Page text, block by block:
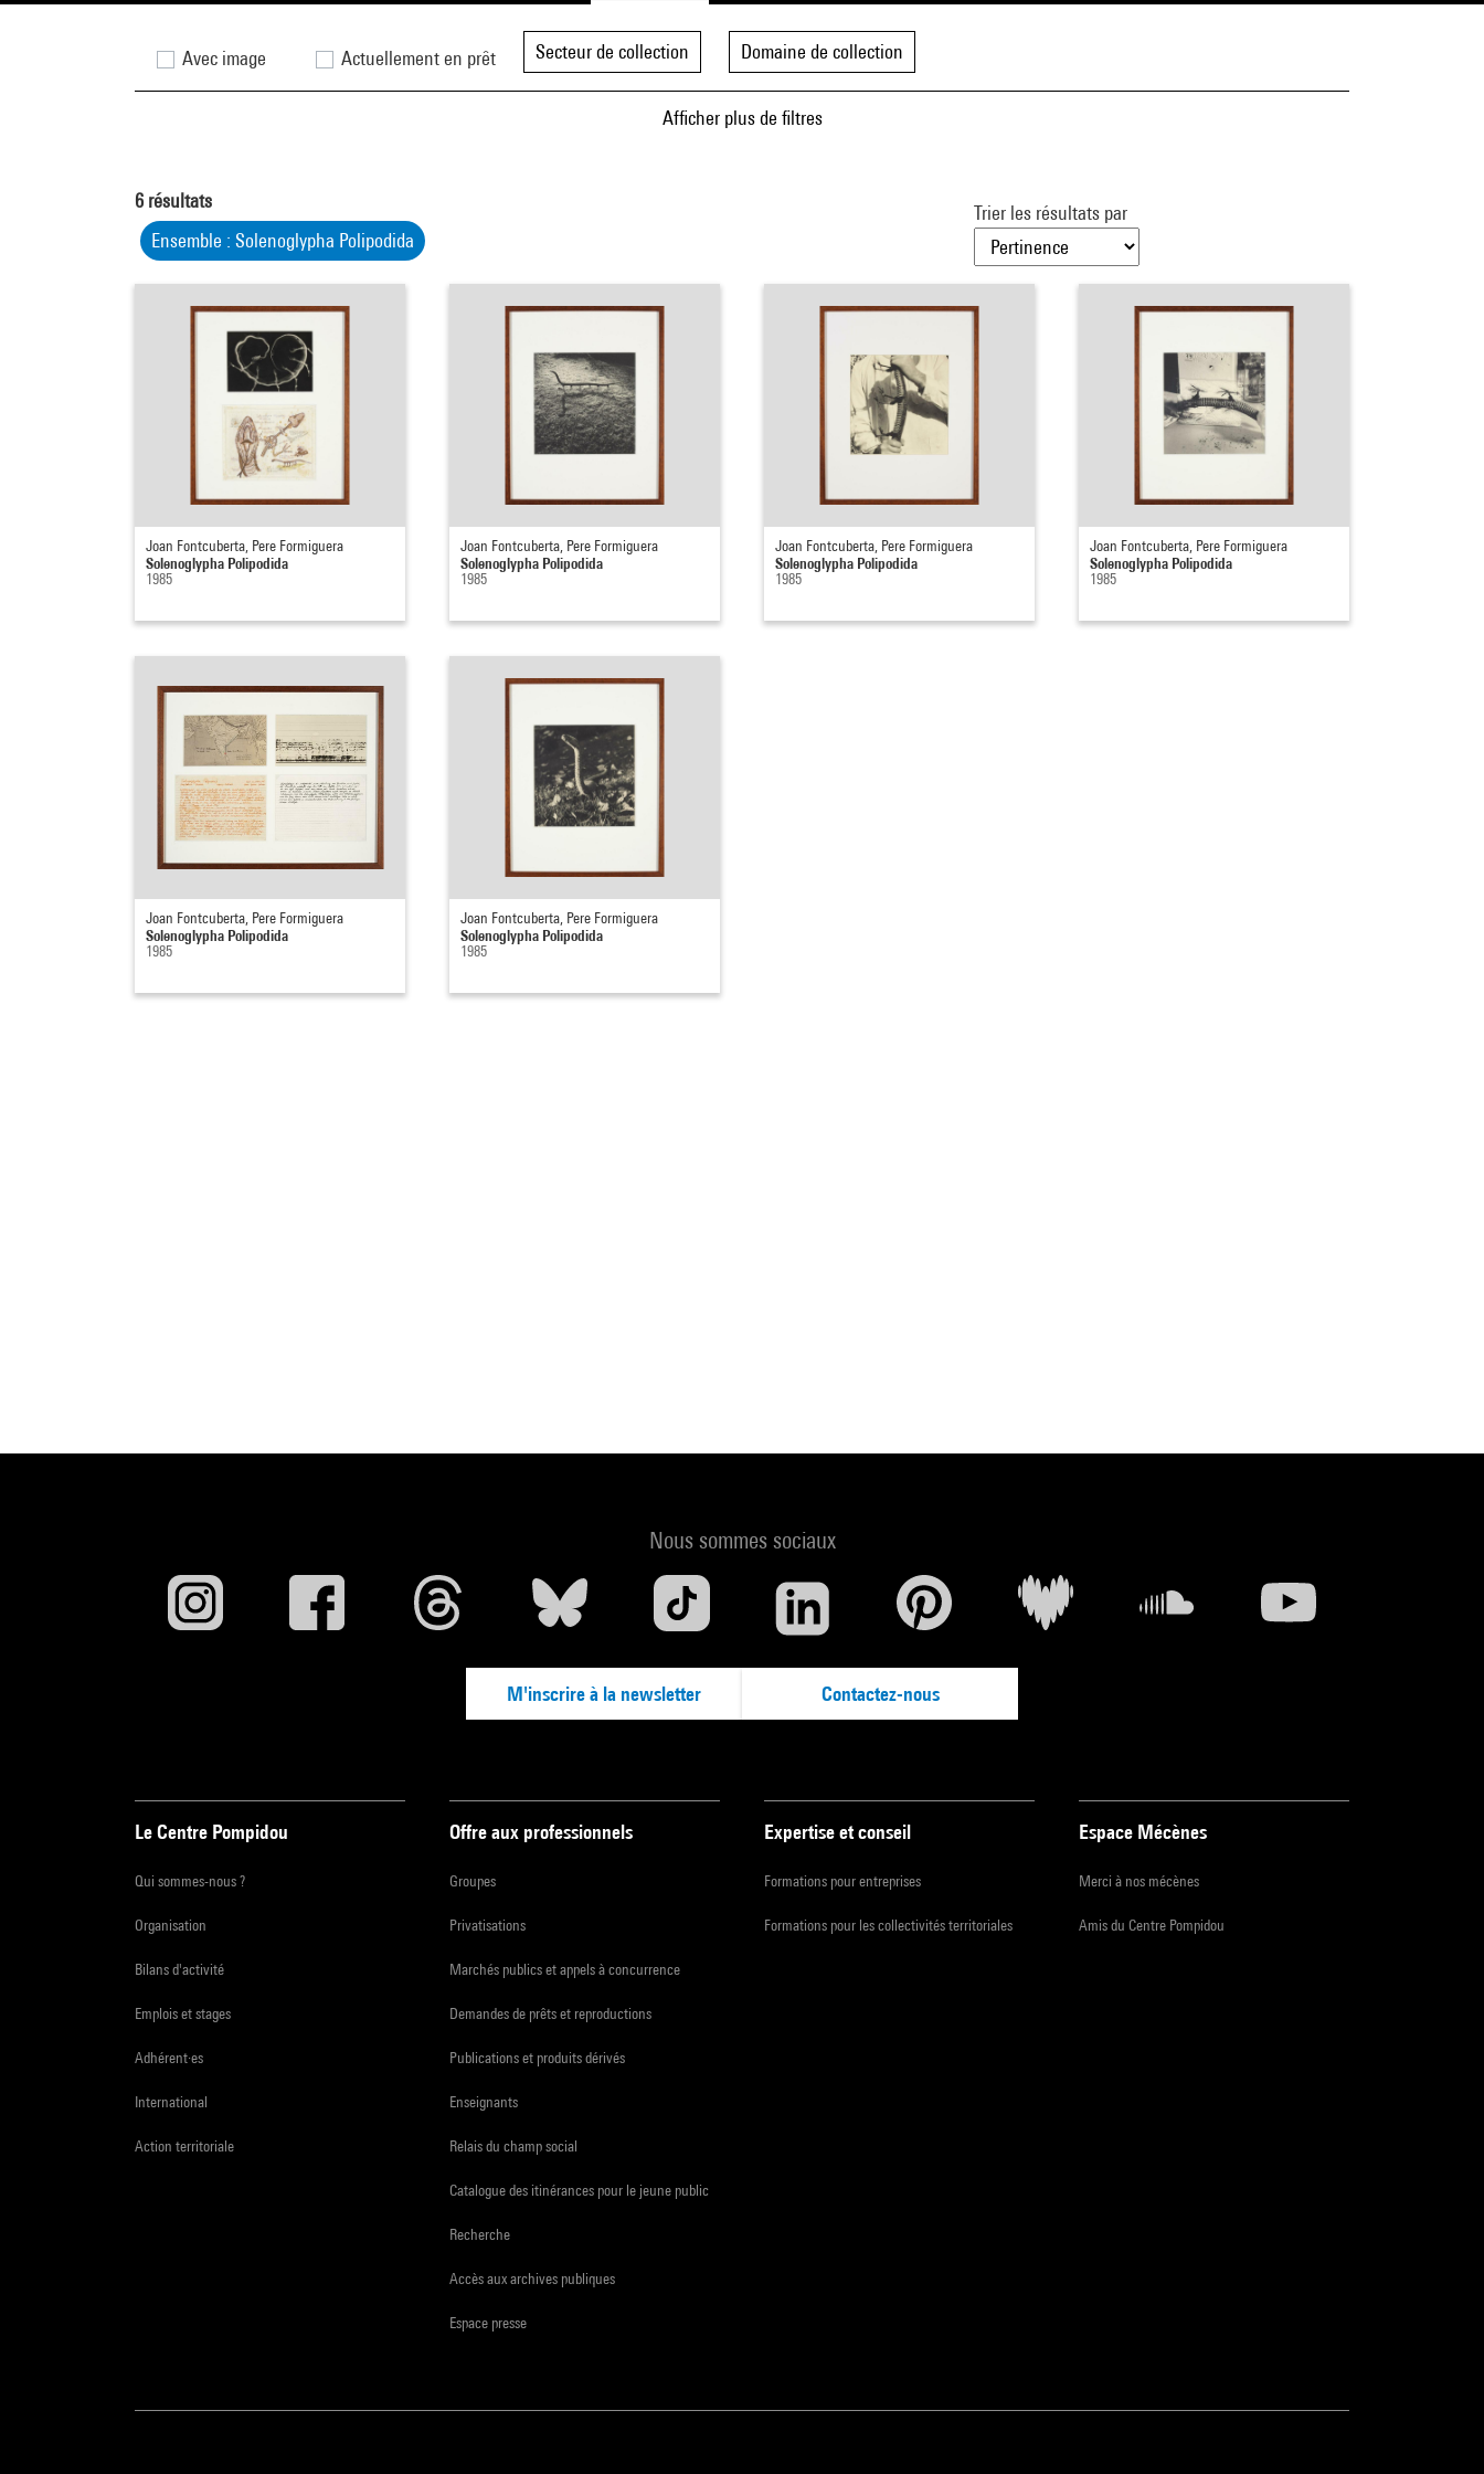
Avec image Actuellement en prêt Secteur de collection Domaine de collection
Afficher plus de filtres
6 résultats
Ensemble : Solenoglypha Polipodida
Trier les résultats par
Joan Fontcuberta, Pere Formiguera
Solenoglypha Polipodida
1985
Joan Fontcuberta, Pere Formiguera
Solenoglypha Polipodida
1985
Joan Fontcuberta, Pere Formiguera
Solenoglypha Polipodida
1985
Joan Fontcuberta, Pere Formiguera
Solenoglypha Polipodida
1985
Joan Fontcuberta, Pere Formiguera
Solenoglypha Polipodida
1985
Joan Fontcuberta, Pere Formiguera
Solenoglypha Polipodida
1985
Nous sommes sociaux
M'inscrire à la newsletter Contactez-nous
Le Centre Pompidou
Qui sommes-nous ?
Organisation
Bilans d'activité
Emplois et stages
Adhérent·es
International
Action territoriale
Offre aux professionnels
Groupes
Privatisations
Marchés publics et appels à concurrence
Demandes de prêts et reproductions
Publications et produits dérivés
Enseignants
Relais du champ social
Catalogue des itinérances pour le jeune public
Recherche
Accès aux archives publiques
Espace presse
Expertise et conseil
Formations pour entreprises
Formations pour les collectivités territoriales
Espace Mécènes
Merci à nos mécènes
Amis du Centre Pompidou